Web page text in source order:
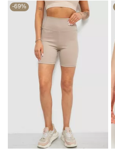
-69%